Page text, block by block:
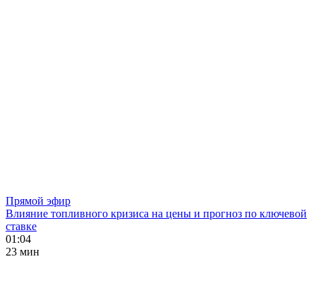
Прямой эфир
Влияние топливного кризиса на цены и прогноз по ключевой
ставке
01:04
23 мин